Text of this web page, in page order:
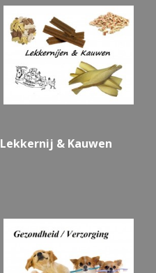
Lekkernij & Kauwen